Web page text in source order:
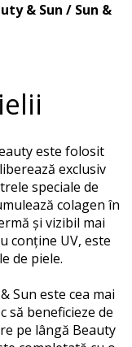
& Sun / Sun &
este folosit
exclusiv
speciale de
colagen în
și vizibil mai
conține UV, este
de piele.
Sun este cea mai
să beneficieze de
pe lângă Beauty